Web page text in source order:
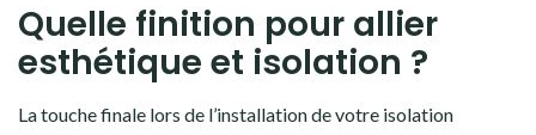
Quelle finition pour allier
esthétique et isolation ?
La touche finale lors de l’installation de votre isolation